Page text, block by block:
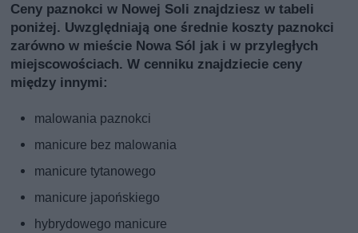
Ceny paznokci w Nowej Soli znajdziesz w tabeli
poniżej. Uwzględniają one średnie koszty paznokci
zarówno w mieście Nowa Sól jak i w przyległych
miejscowościach. W cenniku znajdziecie ceny
między innymi:
malowania paznokci
manicure bez malowania
manicure tytanowego
manicure japońskiego
hybrydowego manicure